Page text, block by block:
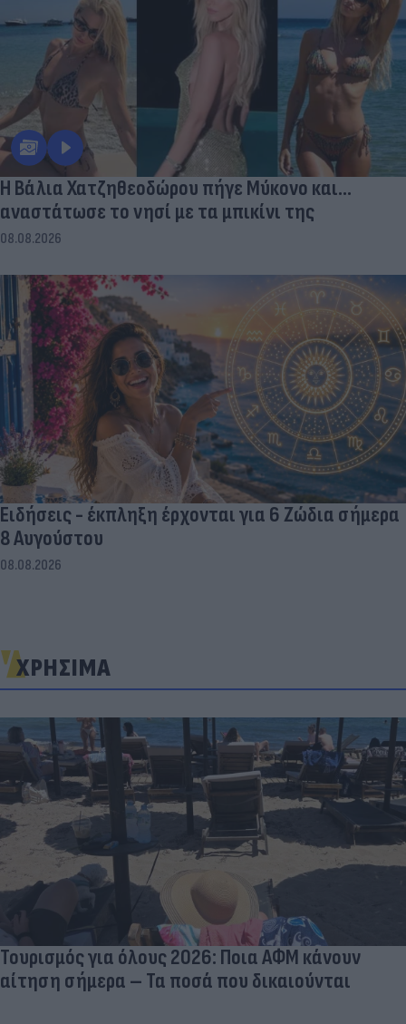
Η Βάλια Χατζηθεοδώρου πήγε Μύκονο και...
αναστάτωσε το νησί με τα μπικίνι της
08.08.2026
Ειδήσεις - έκπληξη έρχονται για 6 Ζώδια σήμερα
8 Αυγούστου
08.08.2026
ΧΡΗΣΙΜΑ
Τουρισμός για όλους 2026: Ποια ΑΦΜ κάνουν
αίτηση σήμερα – Τα ποσά που δικαιούνται